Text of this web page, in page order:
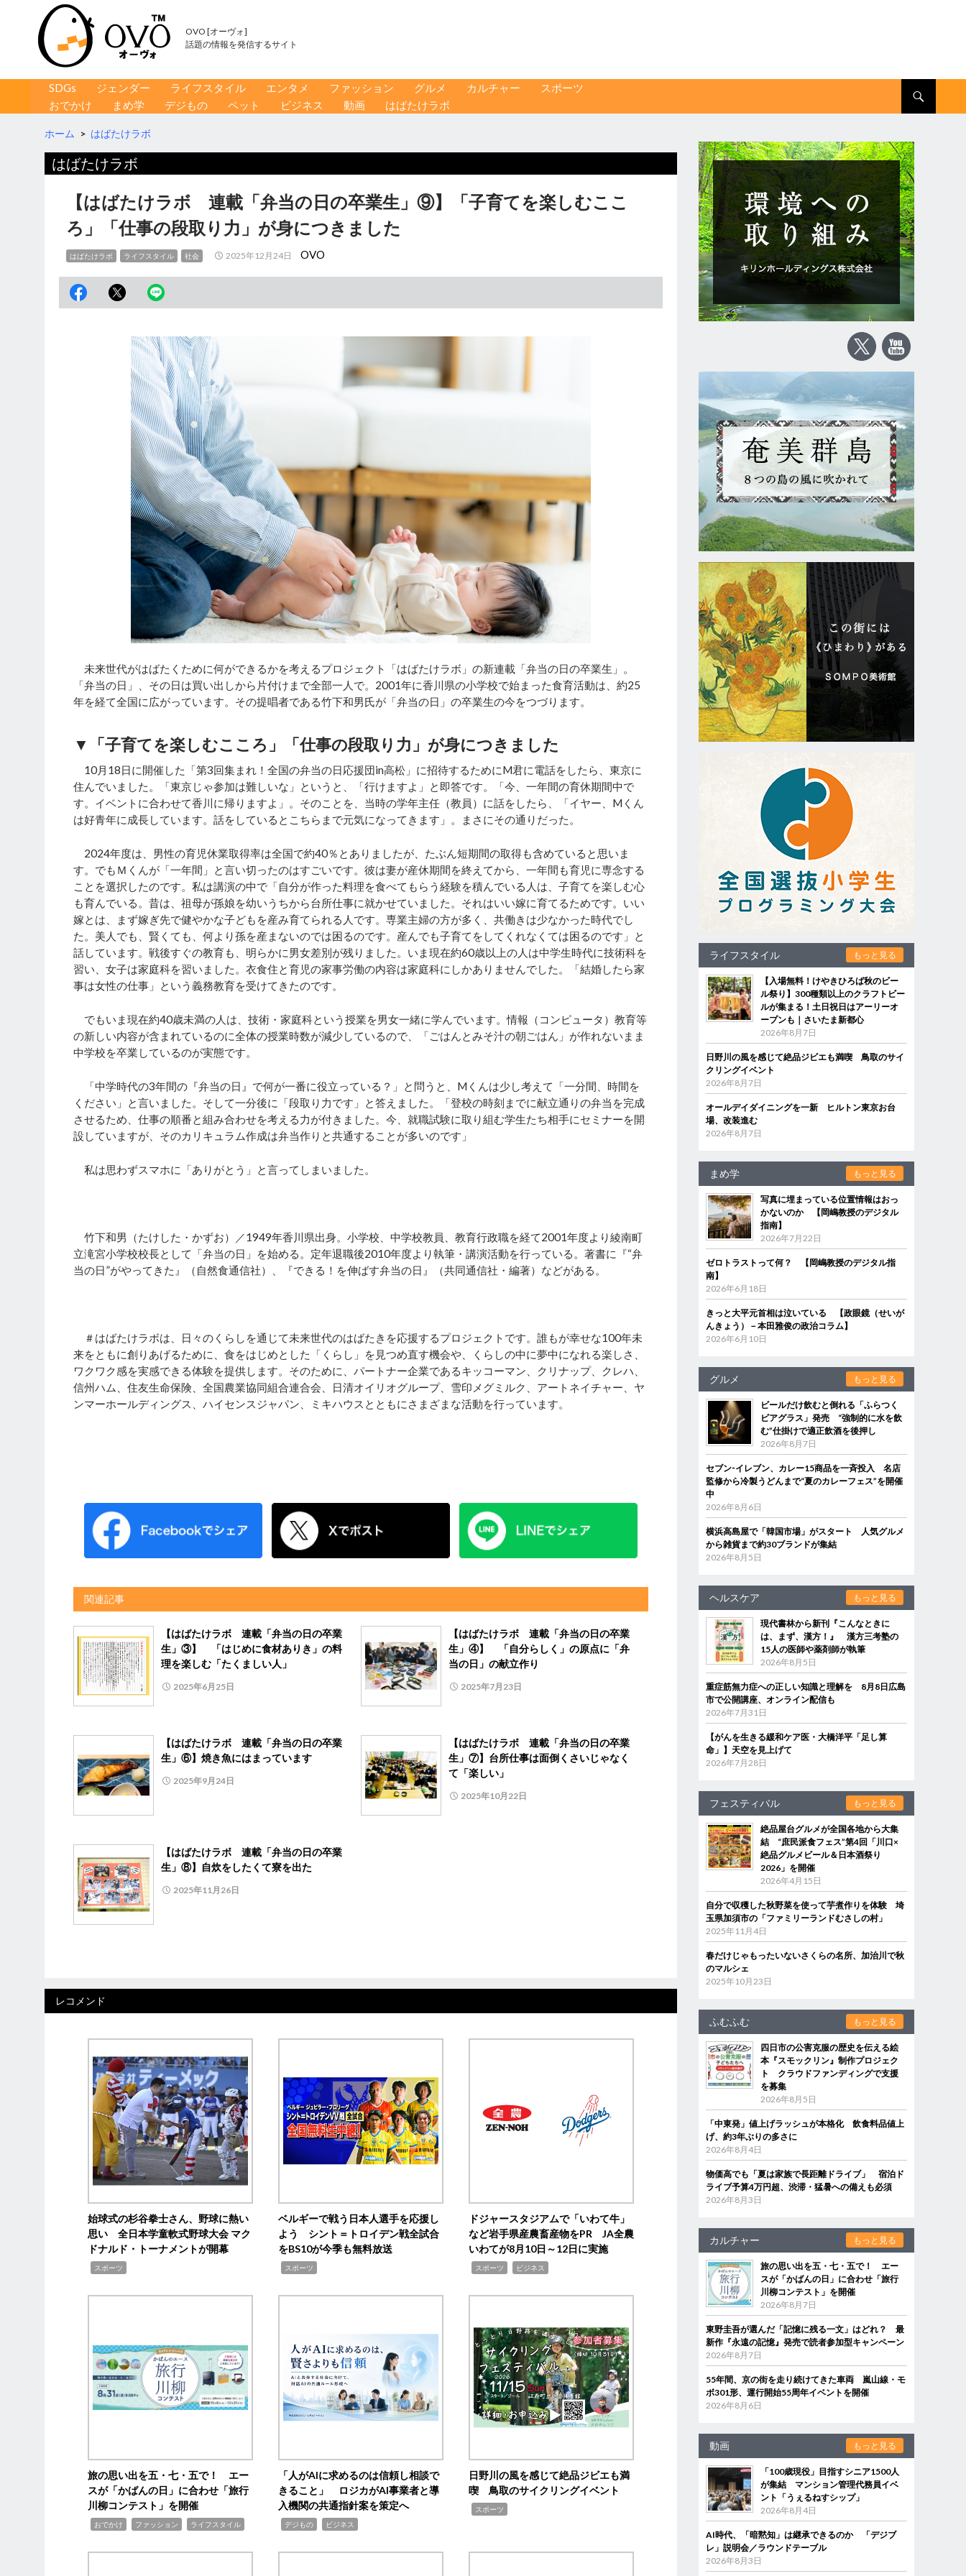
OVO [オーヴォ]
話題の情報を発信するサイト
コンテンツへ移動
SDGs ジェンダー ライフスタイル エンタメ ファッション グルメ カルチャー
スポーツ
おでかけ
まめ学 デジもの ペット ビジネス 動画 はばたけラボ
ホーム > はばたけラボ
はばたけラボ
【はばたけラボ 連載「弁当の日の卒業生」⑨】「子育てを楽しむここ
ろ」「仕事の段取り力」が身につきました
はばたけラボ ライフスタイル 社会 2025年12月24日 OVO
未来世代がはばたくために何ができるかを考えるプロジェクト「はばたけラボ」の新連載「弁当の日の卒業生」。
「弁当の日」、その日は買い出しから片付けまで全部一人で。2001年に香川県の小学校で始まった食育活動は、約25
年を経て全国に広がっています。その提唱者である竹下和男氏が「弁当の日」の卒業生の今をつづります。
▼「子育てを楽しむこころ」「仕事の段取り力」が身につきました
10月18日に開催した「第3回集まれ！全国の弁当の日応援団in高松」に招待するためにM君に電話をしたら、東京に
住んでいました。「東京じゃ参加は難しいな」というと、「行けますよ」と即答です。「今、一年間の育休期間中で
す。イベントに合わせて香川に帰りますよ」。そのことを、当時の学年主任（教員）に話をしたら、「イヤー、Mくん
は好青年に成長しています。話をしているとこちらまで元気になってきます」。まさにその通りだった。
2024年度は、男性の育児休業取得率は全国で約40％とありましたが、たぶん短期間の取得も含めていると思いま
す。でもＭくんが「一年間」と言い切ったのはすごいです。彼は妻が産休期間を終えてから、一年間も育児に専念する
ことを選択したのです。私は講演の中で「自分が作った料理を食べてもらう経験を積んでいる人は、子育てを楽しむ心
も育んでいる。昔は、祖母が孫娘を幼いうちから台所仕事に就かせていました。それはいい嫁に育てるためです。いい
嫁とは、まず嫁ぎ先で健やかな子どもを産み育てられる人です。専業主婦の方が多く、共働きは少なかった時代でし
た。美人でも、賢くても、何より孫を産まないのでは困るのです。産んでも子育てをしてくれなくては困るのです」と
話しています。戦後すぐの教育も、明らかに男女差別が残りました。いま現在約60歳以上の人は中学生時代に技術科を
習い、女子は家庭科を習いました。衣食住と育児の家事労働の内容は家庭科にしかありませんでした。「結婚したら家
事は女性の仕事」という義務教育を受けてきたのです。
でもいま現在約40歳未満の人は、技術・家庭科という授業を男女一緒に学んでいます。情報（コンピュータ）教育等
の新しい内容が含まれているのに全体の授業時数が減少しているので、「ごはんとみそ汁の朝ごはん」が作れないまま
中学校を卒業しているのが実態です。
「中学時代の3年間の『弁当の日』で何が一番に役立っている？」と問うと、Mくんは少し考えて「一分間、時間を
ください」と言いました。そして一分後に「段取り力です」と答えました。「登校の時刻までに献立通りの弁当を完成
させるため、仕事の順番と組み合わせを考える力が付きました。今、就職試験に取り組む学生たち相手にセミナーを開
設していますが、そのカリキュラム作成は弁当作りと共通することが多いのです」
私は思わずスマホに「ありがとう」と言ってしまいました。
竹下和男（たけした・かずお）／1949年香川県出身。小学校、中学校教員、教育行政職を経て2001年度より綾南町
立滝宮小学校校長として「弁当の日」を始める。定年退職後2010年度より執筆・講演活動を行っている。著書に『“弁
当の日”がやってきた』（自然食通信社）、『できる！を伸ばす弁当の日』（共同通信社・編著）などがある。
＃はばたけラボは、日々のくらしを通じて未来世代のはばたきを応援するプロジェクトです。誰もが幸せな100年未
来をともに創りあげるために、食をはじめとした「くらし」を見つめ直す機会や、くらしの中に夢中になれる楽しさ、
ワクワク感を実感できる体験を提供します。そのために、パートナー企業であるキッコーマン、クリナップ、クレハ、
信州ハム、住友生命保険、全国農業協同組合連合会、日清オイリオグループ、雪印メグミルク、アートネイチャー、ヤ
ンマーホールディングス、ハイセンスジャパン、ミキハウスとともにさまざまな活動を行っています。
関連記事
【はばたけラボ 連載「弁当の日の卒業
生」③】 「はじめに食材ありき」の料
理を楽しむ「たくましい人」
2025年6月25日
【はばたけラボ 連載「弁当の日の卒業
生」④】 「自分らしく」の原点に「弁
当の日」の献立作り
2025年7月23日
【はばたけラボ 連載「弁当の日の卒業
生」⑥】焼き魚にはまっています
2025年9月24日
【はばたけラボ 連載「弁当の日の卒業
生」⑦】台所仕事は面倒くさいじゃなく
て「楽しい」
2025年10月22日
【はばたけラボ 連載「弁当の日の卒業
生」⑧】自炊をしたくて寮を出た
2025年11月26日
レコメンド
始球式の杉谷拳士さん、野球に熱い
思い 全日本学童軟式野球大会 マク
ドナルド・トーナメントが開幕
スポーツ
ベルギーで戦う日本人選手を応援し
よう シント＝トロイデン戦全試合
をBS10が今季も無料放送
スポーツ
ドジャースタジアムで「いわて牛」
など岩手県産農畜産物をPR JA全農
いわてが8月10日～12日に実施
スポーツ ビジネス
旅の思い出を五・七・五で！ エー
スが「かばんの日」に合わせ「旅行
川柳コンテスト」を開催
おでかけ ファッション ライフスタイル
「人がAIに求めるのは信頼し相談で
きること」 ロジカがAI事業者と導
入機関の共通指針案を策定へ
デジもの ビジネス
日野川の風を感じて絶品ジビエも満
喫 鳥取のサイクリングイベント
スポーツ
ライフスタイル もっと見る
【入場無料！けやきひろば秋のビー
ル祭り】300種類以上のクラフトビー
ルが集まる！土日祝日はアーリーオ
ープンも｜さいたま新都心
2026年8月7日
日野川の風を感じて絶品ジビエも満喫 鳥取のサイ
クリングイベント
2026年8月7日
オールデイダイニングを一新 ヒルトン東京お台
場、改装進む
2026年8月7日
まめ学 もっと見る
写真に埋まっている位置情報はおっ
かないのか 【岡嶋教授のデジタル
指南】
2026年7月22日
ゼロトラストって何？ 【岡嶋教授のデジタル指
南】
2026年6月18日
きっと大平元首相は泣いている 【政眼鏡（せいが
んきょう）－本田雅俊の政治コラム】
2026年6月10日
グルメ もっと見る
ビールだけ飲むと倒れる「ふらつく
ビアグラス」発売 “強制的に水を飲
む”仕掛けで適正飲酒を後押し
2026年8月7日
セブン‐イレブン、カレー15商品を一斉投入 名店
監修から冷製うどんまで“夏のカレーフェス”を開催
中
2026年8月6日
横浜高島屋で「韓国市場」がスタート 人気グルメ
から雑貨まで約30ブランドが集結
2026年8月5日
ヘルスケア もっと見る
現代書林から新刊『こんなときに
は、まず、漢方！』 漢方三考塾の
15人の医師や薬剤師が執筆
2026年8月5日
重症筋無力症への正しい知識と理解を 8月8日広島
市で公開講座、オンライン配信も
2026年7月31日
【がんを生きる緩和ケア医・大橋洋平「足し算
命」】天空を見上げて
2026年7月28日
フェスティバル もっと見る
絶品屋台グルメが全国各地から大集
結 “庶民派食フェス”第4回「川口×
絶品グルメビール＆日本酒祭り
2026」を開催
2026年4月15日
自分で収穫した秋野菜を使って芋煮作りを体験 埼
玉県加須市の「ファミリーランドむさしの村」
2025年11月4日
春だけじゃもったいないさくらの名所、加治川で秋
のマルシェ
2025年10月23日
ふむふむ もっと見る
四日市の公害克服の歴史を伝える絵
本『スモックリン』制作プロジェク
ト クラウドファンディングで支援
を募集
2026年8月5日
「中東発」値上げラッシュが本格化 飲食料品値上
げ、約3年ぶりの多さに
2026年8月4日
物価高でも「夏は家族で長距離ドライブ」 宿泊ド
ライブ予算4万円超、渋滞・猛暑への備えも必須
2026年8月3日
カルチャー もっと見る
旅の思い出を五・七・五で！ エー
スが「かばんの日」に合わせ「旅行
川柳コンテスト」を開催
2026年8月7日
東野圭吾が選んだ「記憶に残る一文」はどれ？ 最
新作『永遠の記憶』発売で読者参加型キャンペーン
2026年8月7日
55年間、京の街を走り続けてきた車両 嵐山線・モ
ボ301形、運行開始55周年イベントを開催
2026年8月6日
動画 もっと見る
「100歳現役」目指すシニア1500人
が集結 マンション管理代務員イベ
ント「うぇるねすシップ」
2026年8月4日
AI時代、「暗黙知」は継承できるのか 「デジブ
レ」説明会／ラウンドテーブル
2026年8月3日